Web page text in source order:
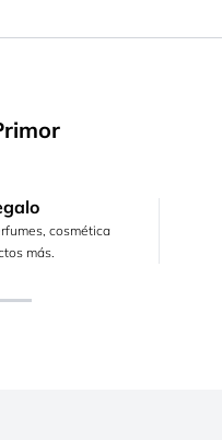
cosmética
más.